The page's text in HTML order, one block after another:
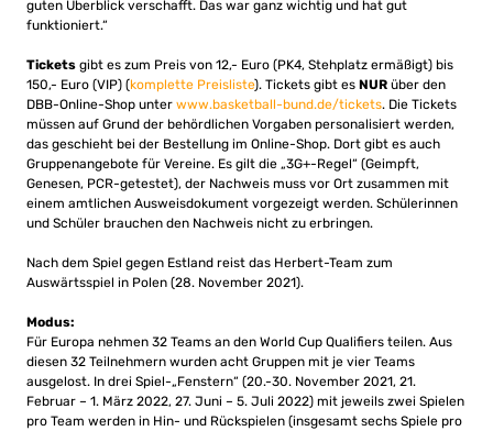
guten Überblick verschafft. Das war ganz wichtig und hat gut
funktioniert.“
Tickets gibt es zum Preis von 12,- Euro (PK4, Stehplatz ermäßigt) bis
150,- Euro (VIP) (komplette Preisliste). Tickets gibt es NUR über den
DBB-Online-Shop unter www.basketball-bund.de/tickets. Die Tickets
müssen auf Grund der behördlichen Vorgaben personalisiert werden,
das geschieht bei der Bestellung im Online-Shop. Dort gibt es auch
Gruppenangebote für Vereine. Es gilt die „3G+-Regel“ (Geimpft,
Genesen, PCR-getestet), der Nachweis muss vor Ort zusammen mit
einem amtlichen Ausweisdokument vorgezeigt werden. Schülerinnen
und Schüler brauchen den Nachweis nicht zu erbringen.
Nach dem Spiel gegen Estland reist das Herbert-Team zum
Auswärtsspiel in Polen (28. November 2021).
Modus:
Für Europa nehmen 32 Teams an den World Cup Qualifiers teilen. Aus
diesen 32 Teilnehmern wurden acht Gruppen mit je vier Teams
ausgelost. In drei Spiel-„Fenstern“ (20.-30. November 2021, 21.
Februar – 1. März 2022, 27. Juni – 5. Juli 2022) mit jeweils zwei Spielen
pro Team werden in Hin- und Rückspielen (insgesamt sechs Spiele pro